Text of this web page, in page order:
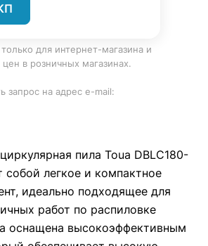
для интернет-магазина и
в розничных магазинах.
запрос на адрес e-mail:
пила Toua DBLC180-
собой легкое и компактное
идеально подходящее для
работ по распиловке
оснащена высокоэффективным